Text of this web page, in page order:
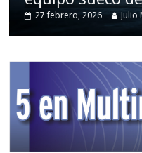
27 febrero, 2026 Julio